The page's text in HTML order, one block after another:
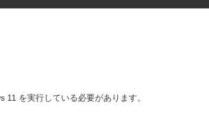
を実行している必要があります。